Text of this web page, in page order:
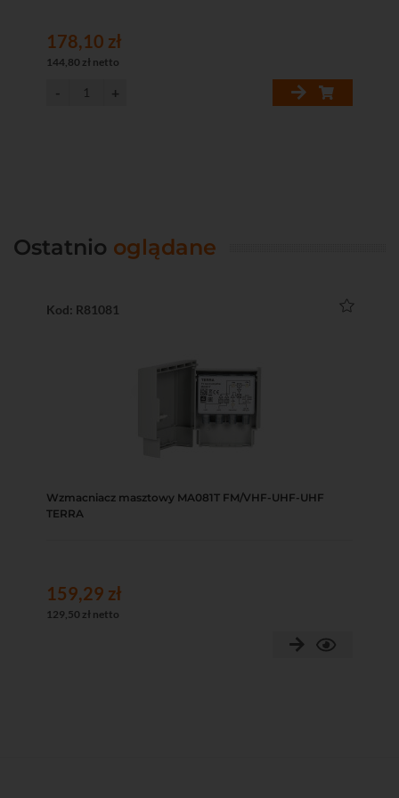
178,10 zł
144,80 zł netto
Ostatnio oglądane
Kod: R81081
Wzmacniacz masztowy MA081T FM/VHF-UHF-UHF
TERRA
159,29 zł
129,50 zł netto